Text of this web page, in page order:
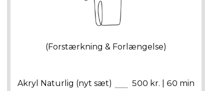
(Forstærkning & Forlængelse)
Akryl Naturlig (nyt sæt) 500 kr. | 60 min